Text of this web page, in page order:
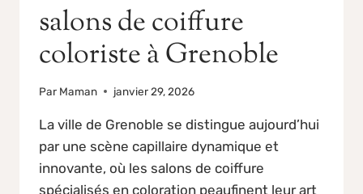
salons de coiffure
coloriste à Grenoble
Par Maman janvier 29, 2026
La ville de Grenoble se distingue aujourd’hui
par une scène capillaire dynamique et
innovante, où les salons de coiffure
spécialisés en coloration peaufinent leur art